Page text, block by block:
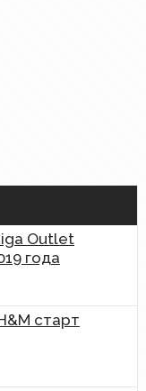
Outlet
года
старт